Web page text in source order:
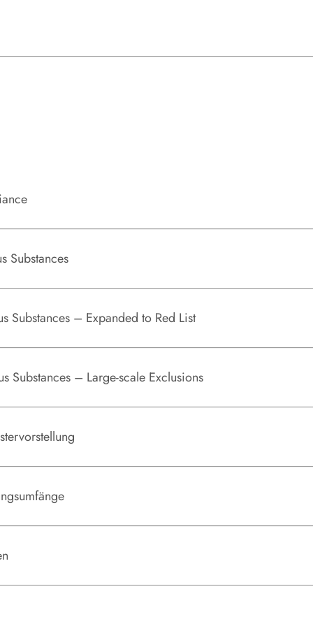
Substances
Substances – Expanded to Red List
Substances – Large-scale Exclusions
(37 kB)